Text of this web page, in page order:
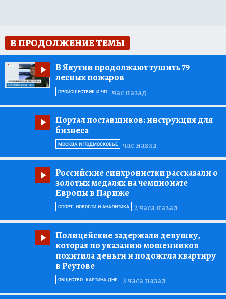
В ПРОДОЛЖЕНИЕ ТЕМЫ
В Якутии продолжают тушить 79
лесных пожаров
час назад
ПРОИСШЕСТВИЯ И ЧП
Портал поставщиков:инструкция для
бизнеса
час назад
МОСКВА И ПОДМОСКОВЬЕ
Российские синхронистки рассказали о
золотых медалях на чемпионате
Европы в Париже
2 часа назад
СПОРТ: НОВОСТИ И АНАЛИТИКА
Полицейские задержали девушку,
которая по указанию мошенников
похитила деньги и подожгла квартиру
в Реутове
3 часа назад
ОБЩЕСТВО: КАРТИНА ДНЯ